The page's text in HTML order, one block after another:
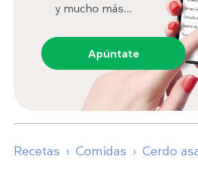
y mucho más...
Apúntate
Recetas Comidas Cerdo asado con